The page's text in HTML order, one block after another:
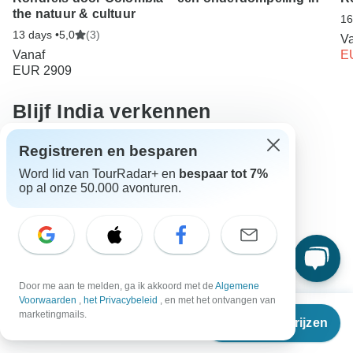
Vanaf €3.920
Reisdata & prijzen
the natuur & cultuur
13 days •5,0 (3)
Vanaf
EUR 2909
Blijf India verkennen
Rondreis in kleine groep 12 dagen India
Reisorganisaties in Azië
India rondreizen Azië rondreizen Stad & Cultuur
Kerstmis & nieuwjaar
Registreren en besparen
Word lid van TourRadar+ en bespaar tot 7%
op al onze 50.000 avonturen.
Door me aan te melden, ga ik akkoord met de Algemene
Voorwaarden , het Privacybeleid , en met het ontvangen van
marketingmails.